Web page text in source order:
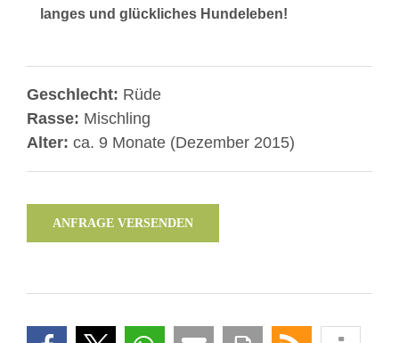
langes und glückliches Hundeleben!
Geschlecht: Rüde
Rasse: Mischling
Alter: ca. 9 Monate (Dezember 2015)
ANFRAGE VERSENDEN